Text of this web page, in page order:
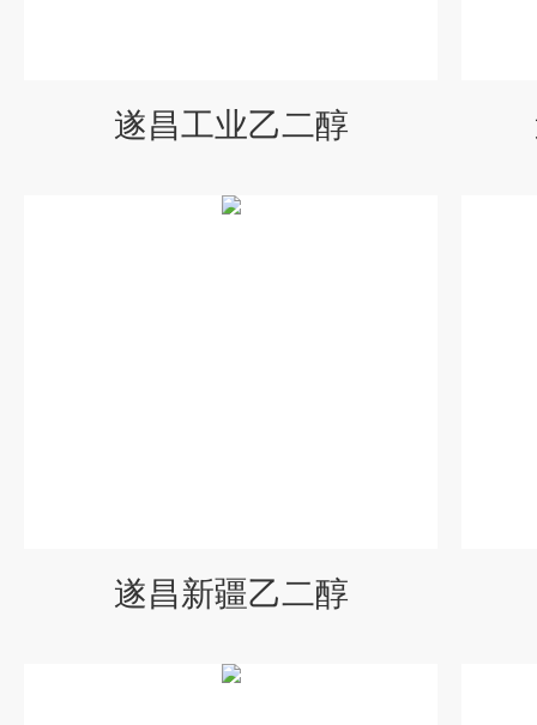
遂昌工业乙二醇
遂昌新疆乙二醇